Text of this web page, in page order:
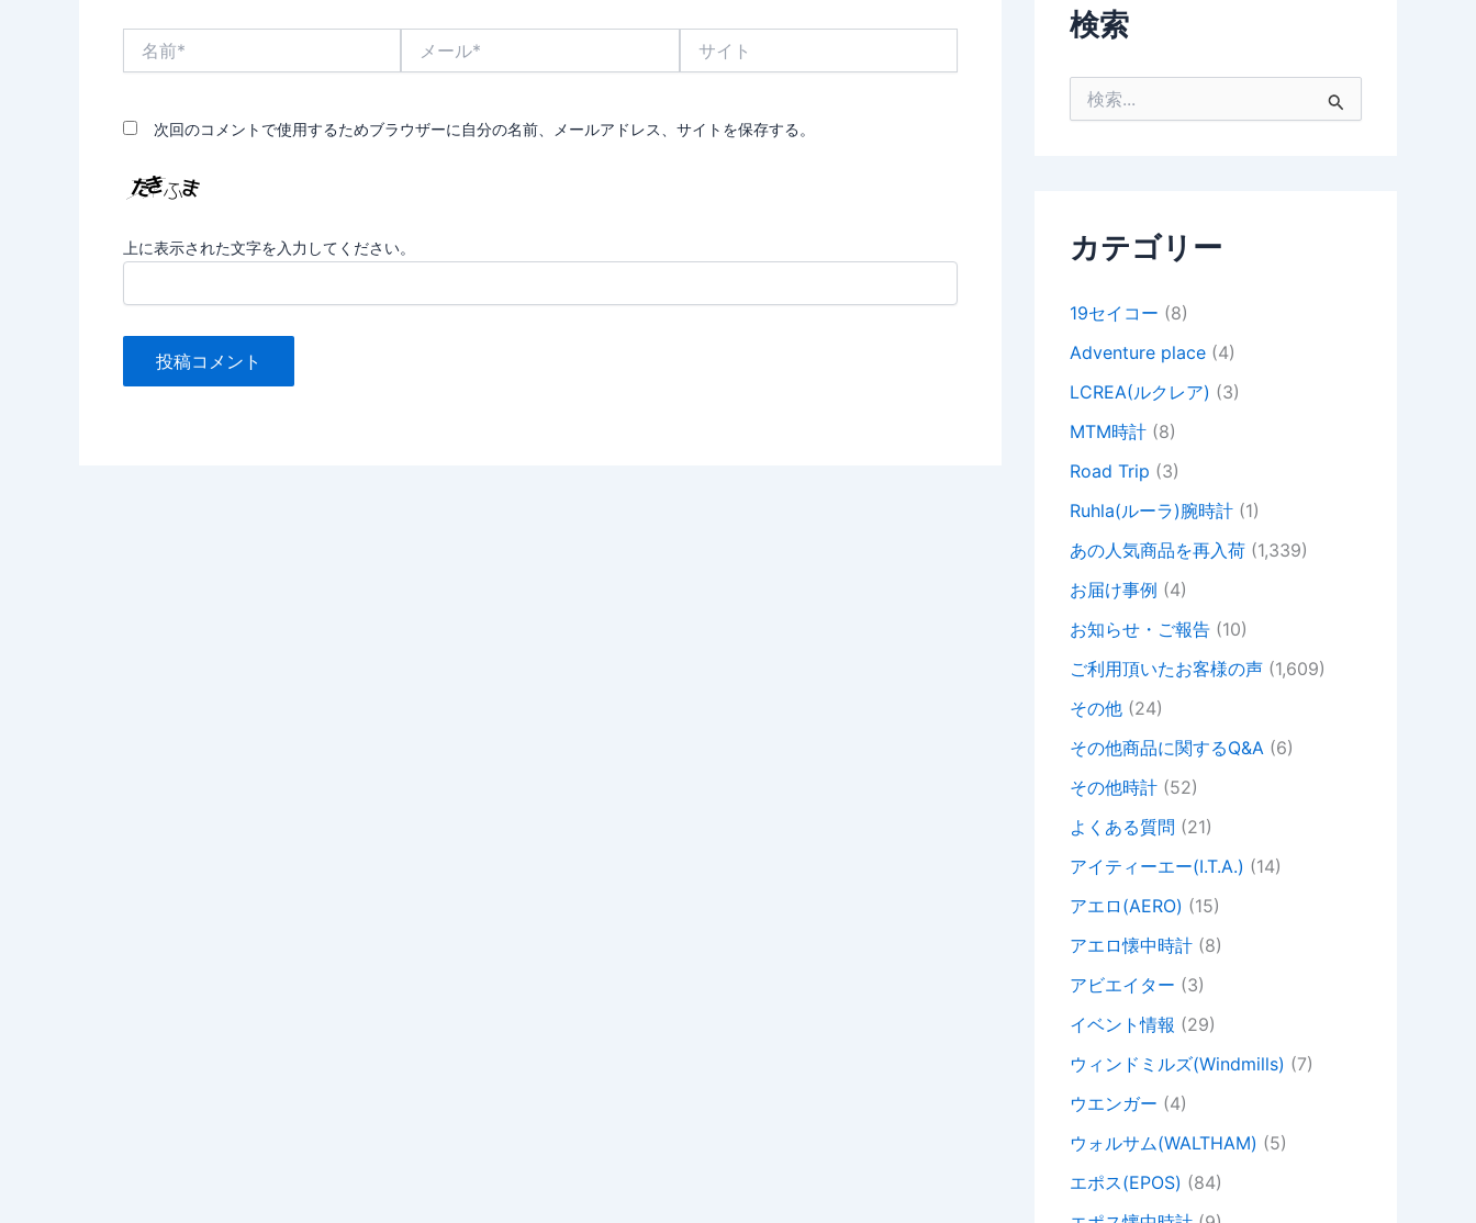
次回のコメントで使用するためブラウザーに自分の名前、メールアドレス、サイトを保存する。
上に表示された文字を入力してください。
検索
カテゴリー
19セイコー (8)
Adventure place (4)
LCREA(ルクレア) (3)
MTM時計 (8)
Road Trip (3)
Ruhla(ルーラ)腕時計 (1)
あの人気商品を再入荷 (1,339)
お届け事例 (4)
お知らせ・ご報告 (10)
ご利用頂いたお客様の声 (1,609)
その他 (24)
その他商品に関するQ&A (6)
その他時計 (52)
よくある質問 (21)
アイティーエー(I.T.A.) (14)
アエロ(AERO) (15)
アエロ懐中時計 (8)
アビエイター (3)
イベント情報 (29)
ウィンドミルズ(Windmills) (7)
ウエンガー (4)
ウォルサム(WALTHAM) (5)
エポス(EPOS) (84)